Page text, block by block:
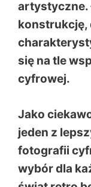
artystyczne.
konstrukcję,
się na tle
cyfrowej.
Jako
jeden z
fotografii
wybór dla